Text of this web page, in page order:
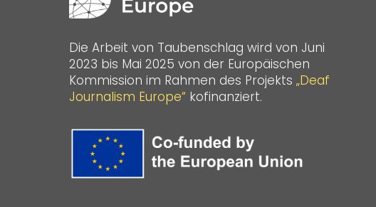
Die Arbeit von Taubenschlag wird von Juni
2023 bis Mai 2025 von der Europäischen
Kommission im Rahmen des Projekts „Deaf
Journalism Europe“ kofinanziert.